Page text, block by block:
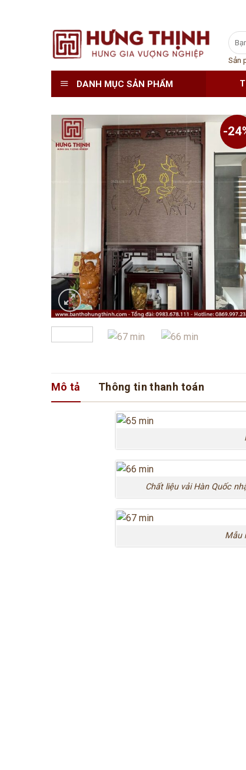
content
Tìm
kiếm:
Sản
DANH MỤC SẢN PHẨM
-
Mô tả Thông tin thanh toán
Chất liệu vải Hàn Quốc
Mẫu